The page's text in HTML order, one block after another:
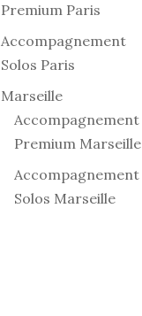
Premium Paris
Accompagnement
Solos Paris
Marseille
Accompagnement
Premium Marseille
Accompagnement
Solos Marseille